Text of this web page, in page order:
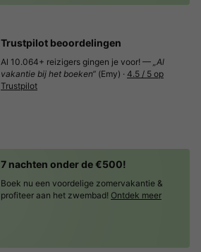
Trustpilot beoordelingen
Al 10.064+ reizigers gingen je voor! — „Al
vakantie bij het boeken“ (Emy) · 4.5 / 5 op
Trustpilot
7 nachten onder de €500!
Boek nu een voordelige zomervakantie &
profiteer aan het zwembad! Ontdek meer